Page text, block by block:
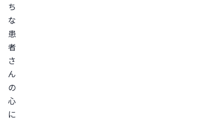
ち
な
患
者
さ
ん
の
心
に